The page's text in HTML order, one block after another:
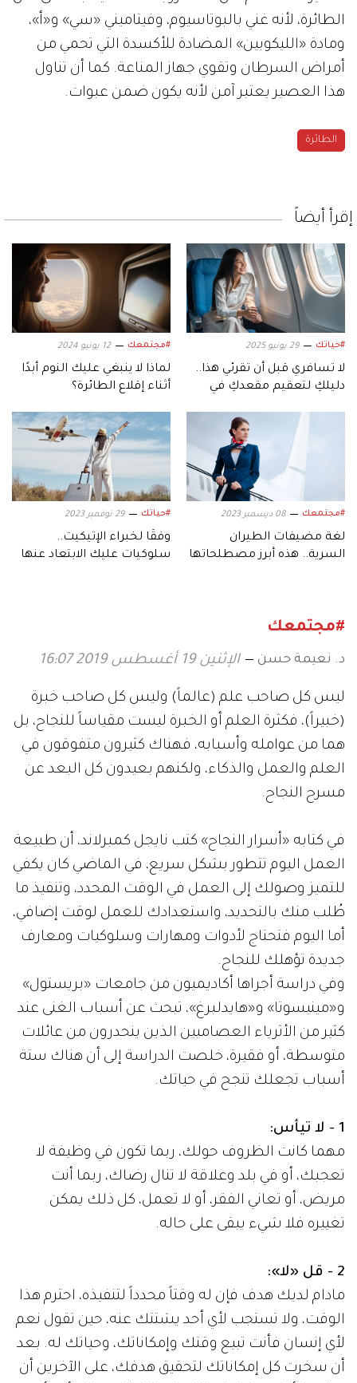
الطائرة، لأنه غني بالبوتاسيوم، وفيتاميني «سي» و«أ»،
ومادة «الليكوبين» المضادة للأكسدة التي تحمي من
أمراض السرطان وتقوي جهاز المناعة. كما أن تناول
هذا العصير يعتبر آمن لأنه يكون ضمن عبوات.
الطائرة
إقرأ أيضاً
#حياتك 29 يونيو 2025
لا تسافري قبل أن تقرئي هذا..
دليلكِ لتعقيم مقعدكِ في
#مجتمعك 12 يونيو 2024
لماذا لا ينبغي عليك النوم أبدًا
أثناء إقلاع الطائرة؟
#مجتمعك 08 ديسمبر 2023
لغة مضيفات الطيران
السرية.. هذه أبرز مصطلحاتها
#حياتك 29 نوفمبر 2023
وفقًا لخبراء الإتيكيت..
سلوكيات عليك الابتعاد عنها
#مجتمعك
د. نعيمة حسن الإثنين 19 أغسطس 2019 16:07
ليس كل صاحب علم (عالماً) وليس كل صاحب خبرة
(خبيراً)، فكثرة العلم أو الخبرة ليست مقياساً للنجاح، بل
هما من عوامله وأسبابه، فهناك كثيرون متفوقون في
العلم والعمل والذكاء، ولكنهم بعيدون كل البعد عن
مسرح النجاح.
في كتابه «أسرار النجاح» كتب نايجل كمبرلاند، أن طبيعة
العمل اليوم تتطور بشكل سريع، في الماضي كان يكفي
للتميز وصولك إلى العمل في الوقت المحدد، وتنفيذ ما
طُلب منك بالتحديد، واستعدادك للعمل لوقت إضافي،
أما اليوم فتحتاج لأدوات ومهارات وسلوكيات ومعارف
جديدة تؤهلك للنجاح.
وفي دراسة أجراها أكاديميون من جامعات «بريستول»
و«مينيسوتا» و«هايدلبرغ»، تبحث عن أسباب الغنى عند
كثير من الأثرياء العصاميين الذين ينحدرون من عائلات
متوسطة، أو فقيرة، خلصت الدراسة إلى أن هناك ستة
أسباب تجعلك تنجح في حياتك.
1 - لا تيأس:
مهما كانت الظروف حولك، ربما تكون في وظيفة لا
تعجبك، أو في بلد وعلاقة لا تنال رضاك، ربما أنت
مريض، أو تعاني الفقر، أو لا تعمل، كل ذلك يمكن
تغييره فلا شيء يبقى على حاله.
2 - قل «لا»:
مادام لديك هدف فإن له وقتاً محدداً لتنفيذه، احترم هذا
الوقت، ولا تستجب لأي أحد يشتتك عنه، حين تقول نعم
لأي إنسان فأنت تبيع وقتك وإمكاناتك، وحياتك له. بعد
أن سخرت كل إمكاناتك لتحقيق هدفك، على الآخرين أن